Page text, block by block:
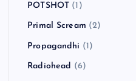
POTSHOT (1)
Primal Scream (2)
Propagandhi (1)
Radiohead (6)